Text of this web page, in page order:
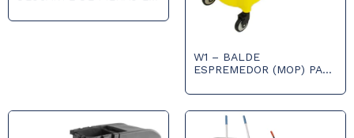
W1 – BALDE
ESPREMEDOR (MOP) PARA
E DRENO